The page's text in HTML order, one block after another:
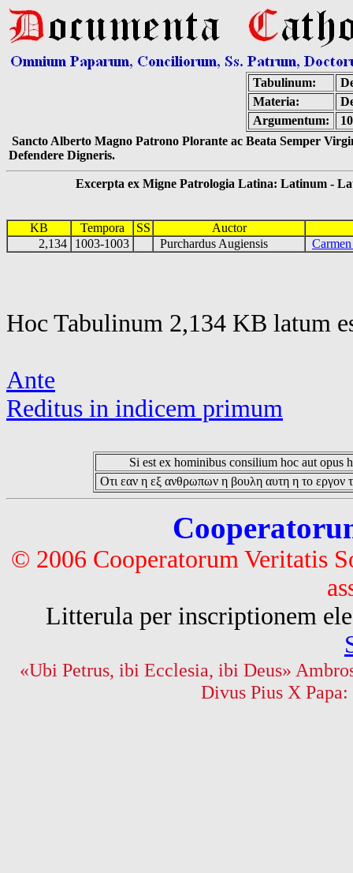
Tabulinum:
Materia:
Argumentum:
Sancto Alberto Magno Patrono Plorante ac Beata Semper
Defendere Digneris.
Excerpta ex Migne Patrologia Latina: Latinum -
KB Tempora SS
Auctor
2,134
1003-1003 Purchardus Augiensis
Hoc Tabulinum 2,134 KB latum
Ante
Reditus in indicem primum
Si est ex hominibus consilium hoc aut opus
Οτι εαν η εξ ανθρωπων η βουλη αυτη η το εργον
© 2006 Cooperatorum Veritatis
Litterula per inscriptionem
«Ubi Petrus, ibi Ecclesia, ibi Deus»
Divus Pius X Papa: